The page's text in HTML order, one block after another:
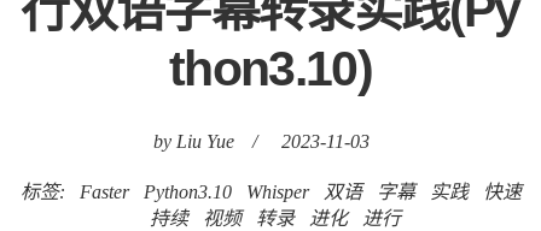
thon3.10)
by Liu Yue / 2023-11-03
标签: Faster Python3.10 Whisper 双语 字幕 实践
快速
持续
视频 转录 进化 进行